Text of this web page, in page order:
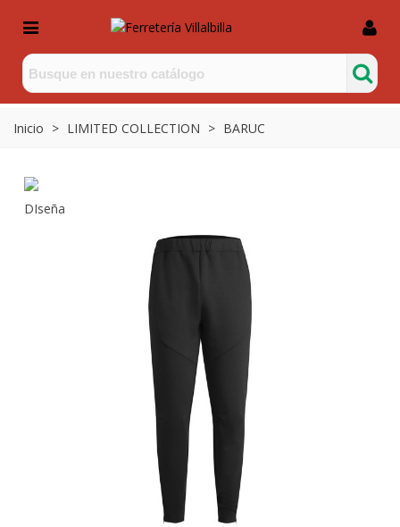
Inicio > LIMITED COLLECTION > BARUC